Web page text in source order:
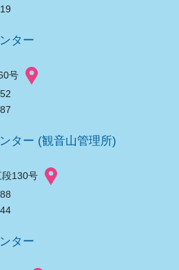
ター
号
ター (観音山管理所)
段130号
ター